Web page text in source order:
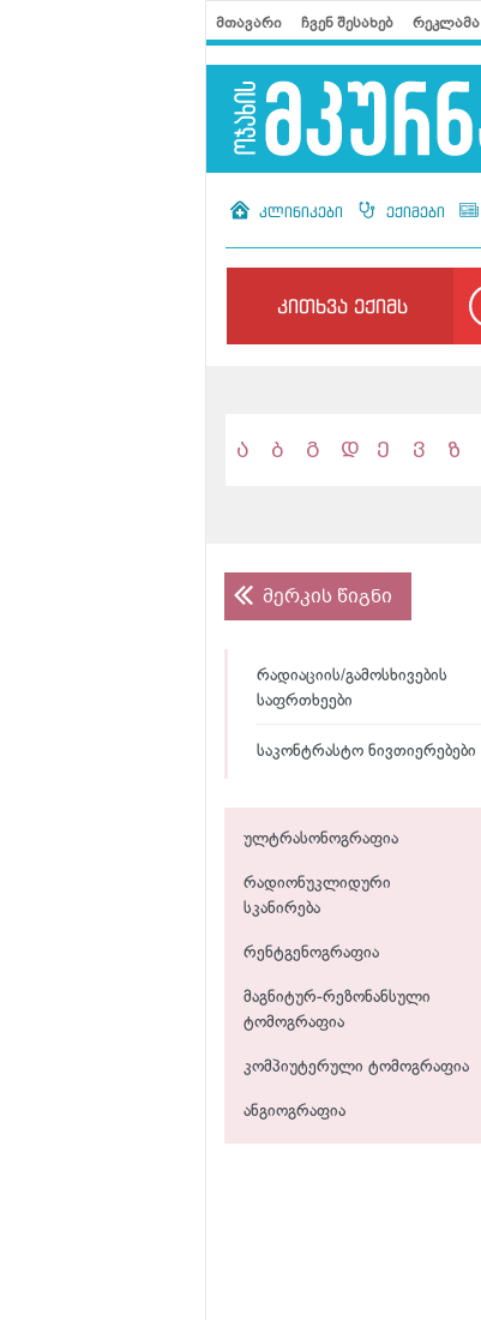
მთავარი ჩვენ შესახებ რეკლამა
კლინიკები ექიმები
კითხვა ექიმს
ა ბ გ დ ე ვ ზ
მერკის წიგნი
რადიაციის/გამოსხივების
საფრთხეები
საკონტრასტო ნივთიერებები
ულტრასონოგრაფია
რადიონუკლიდური
სკანირება
რენტგენოგრაფია
მაგნიტურ-რეზონანსული
ტომოგრაფია
კომპიუტერული ტომოგრაფია
ანგიოგრაფია